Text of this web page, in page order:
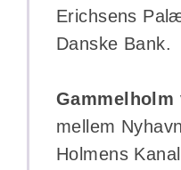
Erichsens
Danske Bank.
Gammelholm
mellem
Holmens